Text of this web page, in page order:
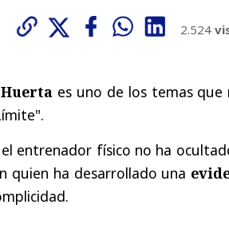
2.524
es uno de los temas que
entrenador físico no ha
quien ha desarrollado una